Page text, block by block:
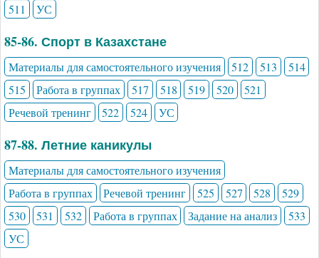
511
УС
85-86. Спорт в Казахстане
Материалы для самостоятельного изучения 512 513
514
515
Работа в группах 517 518 519 520
521
Речевой тренинг
522 524 УС
87-88. Летние каникулы
Материалы для самостоятельного изучения
Работа в группах
Речевой тренинг 525 527 528
529
530
531 532 Работа в группах Задание на анализ
533
УС